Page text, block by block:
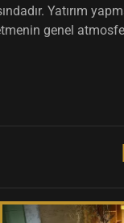
Yatırım
genel